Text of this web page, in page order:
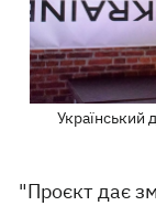
Український
"Проєкт дає